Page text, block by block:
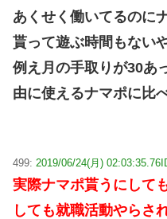
あくせく働いてるのに
貰って遊ぶ時間もない
例え月の手取りが30あ
由に使えるナマポに比
499: 2019/06/24(月) 02:03:35.76
実際ナマポ貰うにして
しても就職活動やらさ